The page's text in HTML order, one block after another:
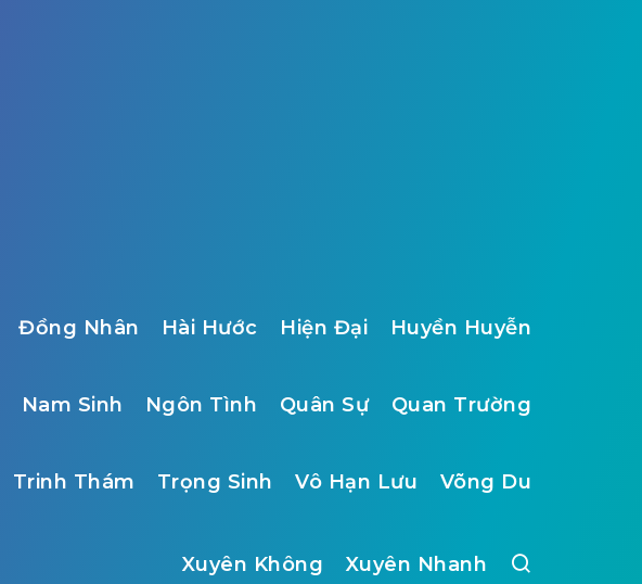
Đồng Nhân Hài Hước Hiện Đại Huyền Huyễn
Nam Sinh Ngôn Tình Quân Sự Quan Trường
Trinh Thám Trọng Sinh Vô Hạn Lưu Võng Du
Xuyên Không Xuyên Nhanh